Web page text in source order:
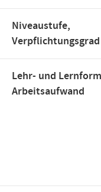
Niveaustufe,
Verpflichtungsgrad
Lehr- und
Arbeitsaufwand